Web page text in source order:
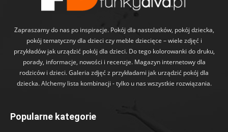
Zapraszamy do nas po inspiracje. Pokój dla nastolatków, pokój dziecka,
pokój tematyczny dla dzieci czy meble dziecięce – wiele zdjęć i
przykładów jak urządzić pokój dla dzieci. Do tego kolorowanki do druku,
porady, informacje, nowości i recenzje. Magazyn internetowy dla
rodziców i dzieci. Galeria zdjęć z przykładami jak urządzić pokój dla
dziecka. Alchemy lista kombinacji - tylko u nas wszystkie rozwiązania.
Popularne kategorie